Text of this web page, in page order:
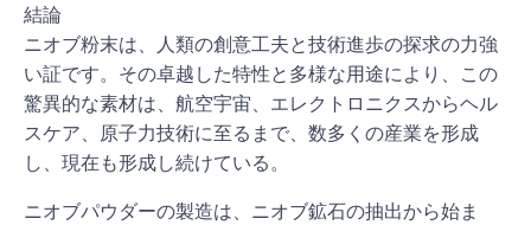
結論
ニオブ粉末は、人類の創意工夫と技術進歩の探求の力強
い証です。その卓越した特性と多様な用途により、この
驚異的な素材は、航空宇宙、エレクトロニクスからヘル
スケア、原子力技術に至るまで、数多くの産業を形成
し、現在も形成し続けている。
ニオブパウダーの製造は、ニオブ鉱石の抽出から始ま